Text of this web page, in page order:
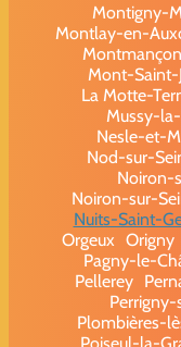
Montigny-
Montlay-en-
Montmançon
Mont-Saint-
La Motte-
Mussy-
Nesle-et-
Nod-sur-
Noiron-
Noiron-sur-
Nuits-Saint-
Orgeux Origny
Pagny-le-
Pellerey
Plombières-